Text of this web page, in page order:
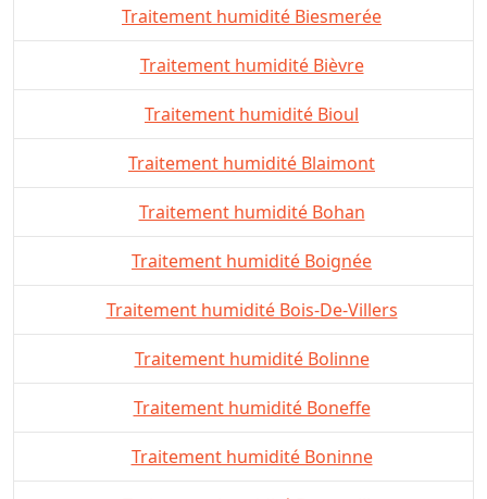
Traitement humidité Biesmerée
Traitement humidité Bièvre
Traitement humidité Bioul
Traitement humidité Blaimont
Traitement humidité Bohan
Traitement humidité Boignée
Traitement humidité Bois-De-Villers
Traitement humidité Bolinne
Traitement humidité Boneffe
Traitement humidité Boninne